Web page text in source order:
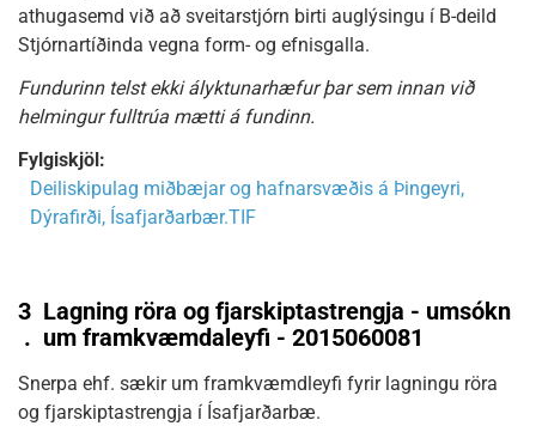
athugasemd við að sveitarstjórn birti auglýsingu í B-deild
Stjórnartíðinda vegna form- og efnisgalla.
Fundurinn telst ekki ályktunarhæfur þar sem innan við
helmingur fulltrúa mætti á fundinn.
Fylgiskjöl:
Deiliskipulag miðbæjar og hafnarsvæðis á Þingeyri,
Dýrafirði, Ísafjarðarbær.TIF
3
.
Lagning röra og fjarskiptastrengja - umsókn
um framkvæmdaleyfi - 2015060081
Snerpa ehf. sækir um framkvæmdleyfi fyrir lagningu röra
og fjarskiptastrengja í Ísafjarðarbæ.